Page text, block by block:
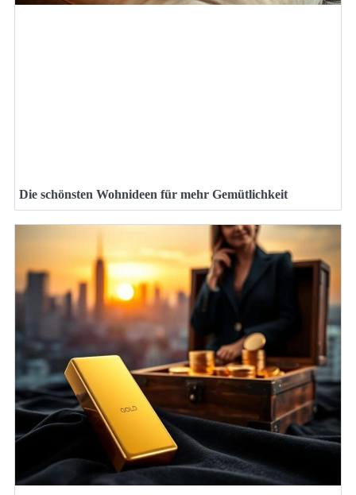
Die schönsten Wohnideen für mehr Gemütlichkeit